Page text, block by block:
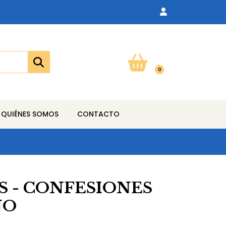
0
QUIÉNES SOMOS CONTACTO
- CONFESIONES